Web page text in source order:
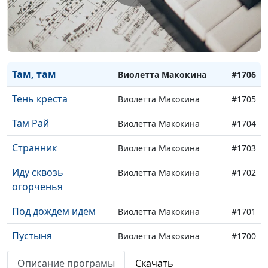
Звенела тишина Виолетта Макокина #1708
По стране иду
босой
Виолетта Макокина #1707
Там, там Виолетта Макокина #1706
Тень креста Виолетта Макокина #1705
Там Рай Виолетта Макокина #1704
Странник Виолетта Макокина #1703
Иду сквозь
огорченья
Виолетта Макокина #1702
Под дождем идем Виолетта Макокина #1701
Пустыня Виолетта Макокина #1700
Баллада о правде Виолетта Макокина
Описание програмы Скачать